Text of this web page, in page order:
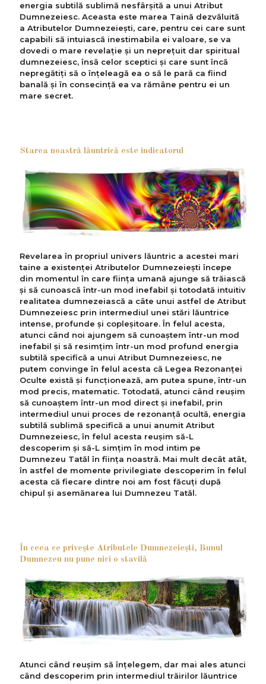
energia subtilă sublimă nesfârșită a unui Atribut
Dumnezeiesc. Aceasta este marea Taină dezvăluită
a Atributelor Dumnezeiești, care, pentru cei care sunt
capabili să intuiască inestimabila ei valoare, se va
dovedi o mare revelație și un neprețuit dar spiritual
dumnezeiesc, însă celor sceptici și care sunt încă
nepregătiți să o înțeleagă ea o să le pară ca fiind
banală și în consecință ea va rămâne pentru ei un
mare secret.
Starea noastră lăuntrică este indicatorul
Revelarea în propriul univers lăuntric a acestei mari
taine a existenței Atributelor Dumnezeiești începe
din momentul în care ființa umană ajunge să trăiască
și să cunoască într-un mod inefabil și totodată intuitiv
realitatea dumnezeiască a câte unui astfel de Atribut
Dumnezeiesc prin intermediul unei stări lăuntrice
intense, profunde și copleșitoare. În felul acesta,
atunci când noi ajungem să cunoaștem într-un mod
inefabil și să resimțim într-un mod profund energia
subtilă specifică a unui Atribut Dumnezeiesc, ne
putem convinge în felul acesta că Legea Rezonanței
Oculte există și funcționează, am putea spune, într-un
mod precis, matematic. Totodată, atunci când reușim
să cunoaștem într-un mod direct și inefabil, prin
intermediul unui proces de rezonanță ocultă, energia
subtilă sublimă specifică a unui anumit Atribut
Dumnezeiesc, în felul acesta reușim să-L
descoperim și să-L simțim în mod intim pe
Dumnezeu Tatăl în ființa noastră. Mai mult decât atât,
în astfel de momente privilegiate descoperim în felul
acesta că fiecare dintre noi am fost făcuți după
chipul și asemănarea lui Dumnezeu Tatăl.
În ceea ce privește Atributele Dumnezeiești, Bunul
Dumnezeu nu pune nici o stavilă
Atunci când reușim să înțelegem, dar mai ales atunci
când descoperim prin intermediul trăirilor lăuntrice